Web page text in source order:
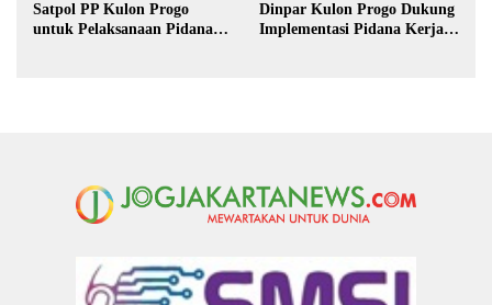
Satpol PP Kulon Progo
untuk Pelaksanaan Pidana
Dinpar Kulon Progo Dukung
Implementasi Pidana Kerja